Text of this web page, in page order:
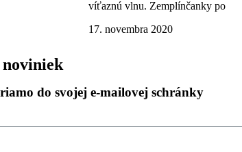
víťaznú vlnu. Zemplínčanky po
17. novembra 2020
do svojej e-mailovej schránky